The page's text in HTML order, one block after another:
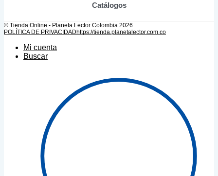
Catálogos
© Tienda Online - Planeta Lector Colombia 2026
POLÍTICA DE PRIVACIDADhttps://tienda.planetalector.com.co
Mi cuenta
Buscar